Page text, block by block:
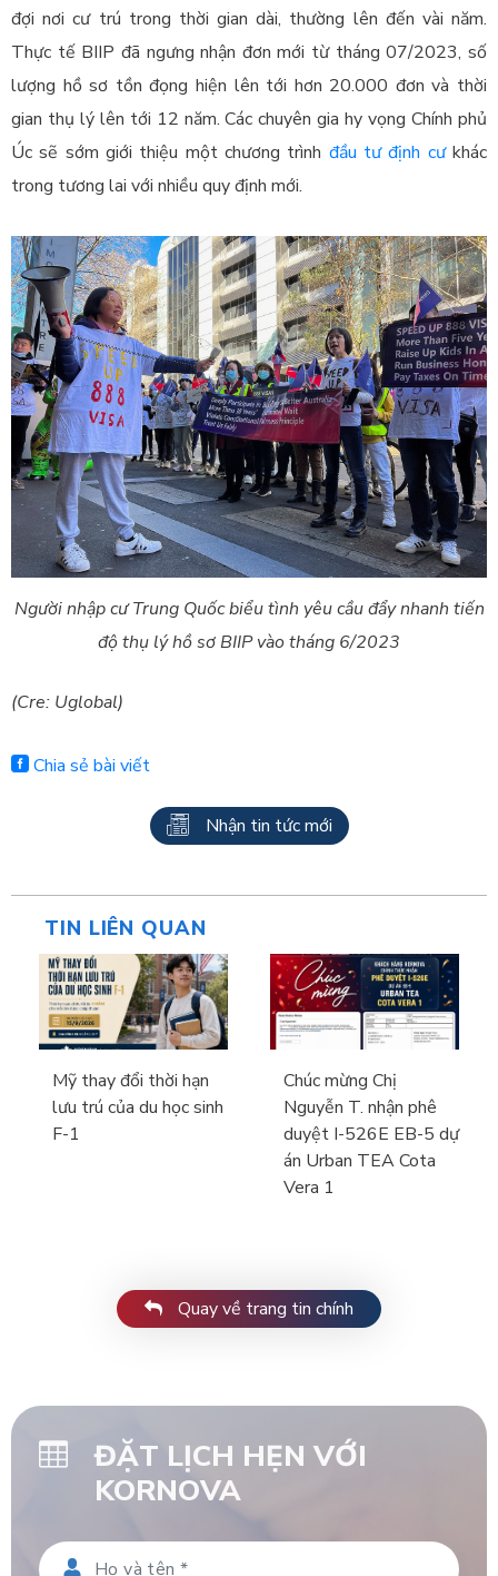
đợi nơi cư trú trong thời gian dài, thường lên đến vài năm.
Thực tế BIIP đã ngưng nhận đơn mới từ tháng 07/2023, số
lượng hồ sơ tồn đọng hiện lên tới hơn 20.000 đơn và thời
gian thụ lý lên tới 12 năm. Các chuyên gia hy vọng Chính phủ
Úc sẽ sớm giới thiệu một chương trình đầu tư định cưkhác
trong tương lai với nhiều quy định mới.
Người nhập cư Trung Quốc biểu tình yêu cầu đẩy nhanh tiến
độ thụ lý hồ sơ BIIP vào tháng 6/2023
(Cre: Uglobal)
Chia sẻ bài viết
Nhận tin tức mới
TIN LIÊN QUAN
Mỹ thay đổi thời hạn
lưu trú của du học sinh
F-1
Chúc mừng Chị
Nguyễn T. nhận phê
duyệt I-526E EB-5 dự
án Urban TEA Cota
Vera 1
Quay về trang tin chính
ĐẶT LỊCH HẸN VỚI
KORNOVA